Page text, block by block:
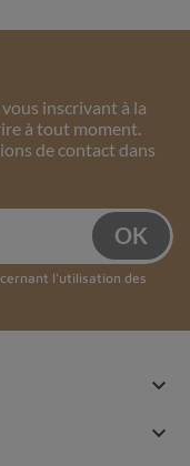
inscrivant à la
à tout moment.
de contact dans
l'utilisation des

